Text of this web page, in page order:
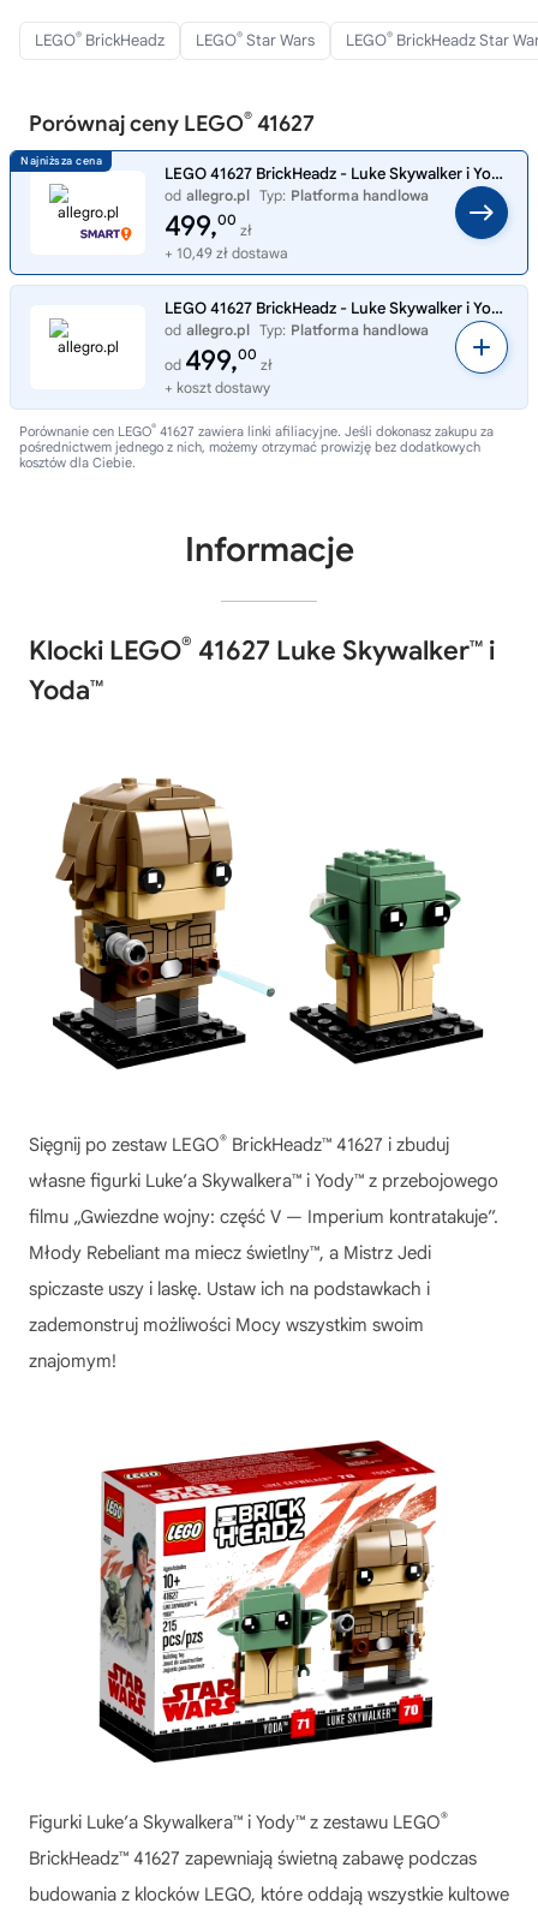
LEGO® BrickHeadz LEGO® Star Wars LEGO® BrickHeadz Star
Porównaj ceny LEGO® 41627
LEGO 41627 BrickHeadz - Luke Skywalker i Yoda Nowe HIT naPrezent Oryginalne
od allegro.pl Typ: Platforma handlowa
499,00
zł
+ 10,49 zł dostawa
LEGO 41627 BrickHeadz - Luke Skywalker i Yoda Nowe HIT naPrezent Oryginalne
od allegro.pl Typ: Platforma handlowa
od 499,00
zł
+ koszt dostawy
Porównanie cen LEGO® 41627 zawiera linki afiliacyjne. Jeśli dokonasz zakupu za
pośrednictwem jednego z nich, możemy otrzymać prowizję bez dodatkowych
kosztów dla Ciebie.
Informacje
Klocki LEGO® 41627 Luke Skywalker™ i
Yoda™
Sięgnij po zestaw LEGO® BrickHeadz™ 41627 i zbuduj
własne figurki Luke’a Skywalkera™ i Yody™ z przebojowego
filmu „Gwiezdne wojny: część V — Imperium kontratakuje”.
Młody Rebeliant ma miecz świetlny™, a Mistrz Jedi
spiczaste uszy i laskę. Ustaw ich na podstawkach i
zademonstruj możliwości Mocy wszystkim swoim
znajomym!
Figurki Luke’a Skywalkera™ i Yody™ z zestawu LEGO®
BrickHeadz™ 41627 zapewniają świetną zabawę podczas
budowania z klocków LEGO, które oddają wszystkie kultowe